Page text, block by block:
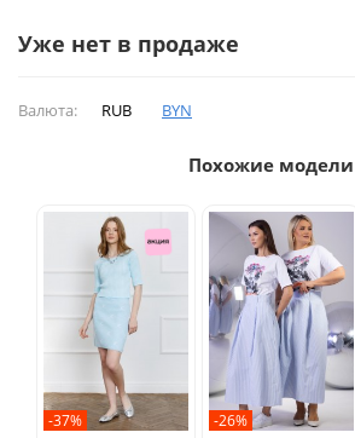
Уже нет в продаже
Валюта: RUB BYN
Похожие модели
-37% -26%